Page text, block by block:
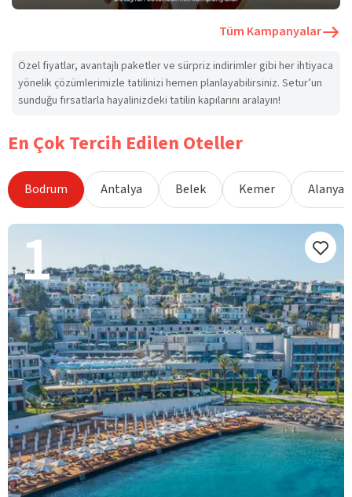
Tüm Kampanyalar
Özel fiyatlar, avantajlı paketler ve sürpriz indirimler gibi her ihtiyaca
yönelik çözümlerimizle tatilinizi hemen planlayabilirsiniz. Setur’un
sunduğu fırsatlarla hayalinizdeki tatilin kapılarını aralayın!
En Çok Tercih Edilen Oteller
Bodrum Antalya Belek Kemer Alanya
1